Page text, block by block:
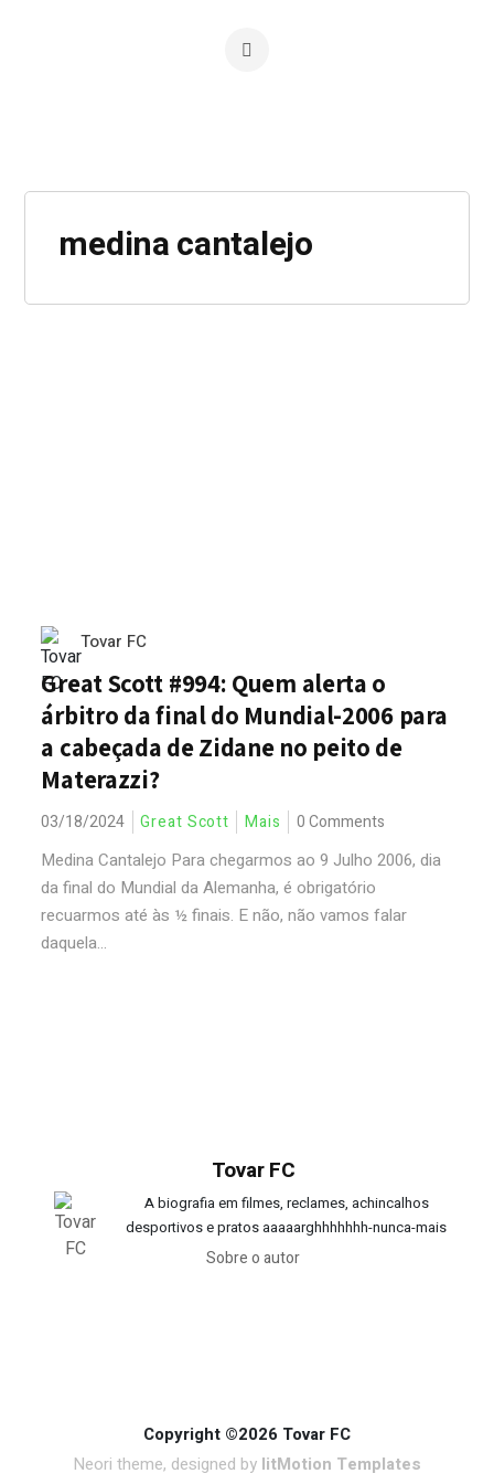
medina cantalejo
Tovar FC
Great Scott #994: Quem alerta o
árbitro da final do Mundial-2006 para
a cabeçada de Zidane no peito de
Materazzi?
03/18/2024 Great Scott Mais 0 Comments
Medina Cantalejo Para chegarmos ao 9 Julho 2006, dia
da final do Mundial da Alemanha, é obrigatório
recuarmos até às ½ finais. E não, não vamos falar
daquela...
Tovar FC
A biografia em filmes, reclames, achincalhos
desportivos e pratos aaaaarghhhhhhh-nunca-mais
Sobre o autor
Copyright ©2026 Tovar FC
Neori theme, designed by litMotion Templates